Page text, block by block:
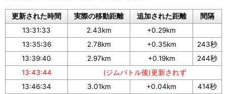
更新された時間 実際の移動距離 追加された距離
間隔
13:31:33
2.43km
+0.29km
13:35:36
2.78km +0.35km
243秒
13:39:40
2.97km +0.19km
244秒
13:43:44
(ジムバトル後)更新されず
13:46:34
3.01km +0.04km
414秒